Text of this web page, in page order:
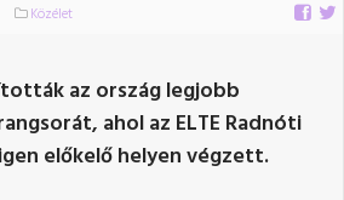
Közélet
az ország legjobb
ahol az ELTE Radnóti
előkelő helyen végzett.